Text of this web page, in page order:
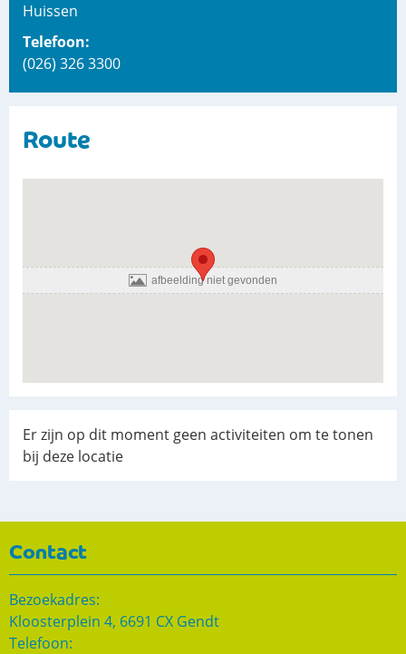
Huissen
Telefoon:
(026) 326 3300
Route
Huissen
Er zijn op dit moment geen activiteiten om te tonen
bij deze locatie
Contact
Bezoekadres:
Kloosterplein 4, 6691 CX Gendt
Telefoon: